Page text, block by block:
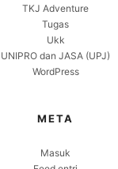
TKJ Adventure
Tugas
Ukk
UNIPRO dan JASA (UPJ)
WordPress
META
Masuk